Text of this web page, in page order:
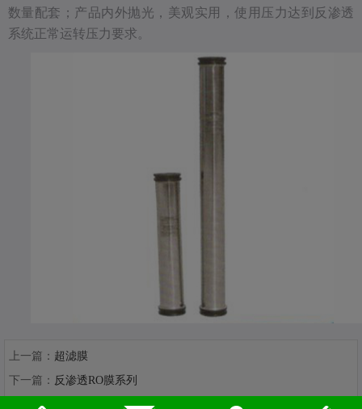
数量配套；产品内外抛光，美观实用，使用压力达到反渗透
系统正常运转压力要求。
上一篇： 超滤膜
下一篇： 反渗透RO膜系列